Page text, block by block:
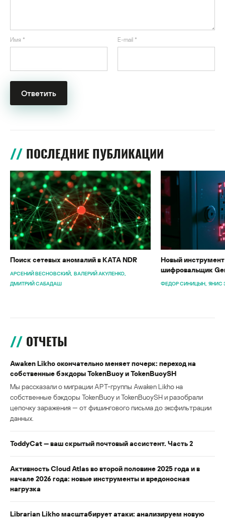
Имя * E-mail *
ПОСЛЕДНИЕ ПУБЛИКАЦИИ
Поиск сетевых аномалий в KATA NDR
АРСЕНИЙ ВЕСНОВСКИЙ ВАЛЕРИЙ АКУЛЕНКО
ДМИТРИЙ САБАДАШ
Новый
шифровальщик
ФЕДОР СИНИЦЫН ЯНИС
ОТЧЕТЫ
Awaken Likho окончательно меняет почерк: переход на
собственные бэкдоры TokenBuoy и TokenBuoySH
Мы рассказали о миграции APT-группы Awaken Likho на
собственные бэкдоры TokenBuoy и TokenBuoySH и разобрали
цепочку заражения — от фишингового письма до эксфильтрации
данных.
ToddyCat — ваш скрытый почтовый ассистент. Часть 2
Активность Cloud Atlas во второй половине 2025 года и в
начале 2026 года: новые инструменты и вредоносная
нагрузка
Librarian Likho масштабирует атаки: анализируем новую